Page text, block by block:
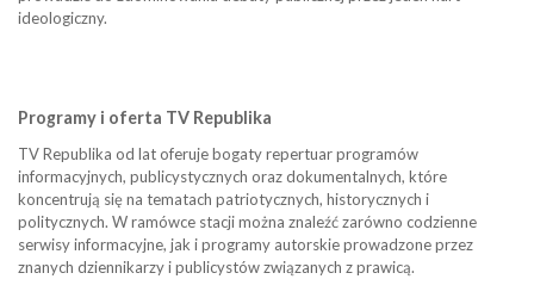
ideologiczny.
Programy i oferta TV Republika
TV Republika od lat oferuje bogaty repertuar programów
informacyjnych, publicystycznych oraz dokumentalnych, które
koncentrują się na tematach patriotycznych, historycznych i
politycznych. W ramówce stacji można znaleźć zarówno codzienne
serwisy informacyjne, jak i programy autorskie prowadzone przez
znanych dziennikarzy i publicystów związanych z prawicą.